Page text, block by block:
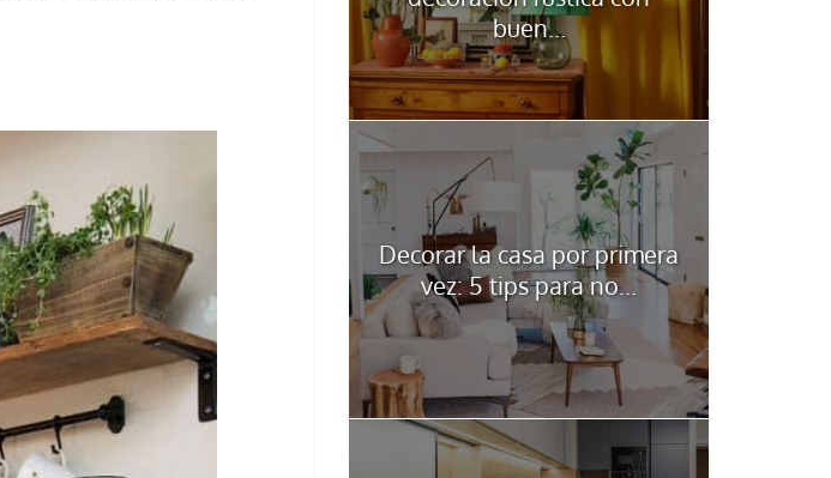
buen...
Decorar la casa por primera
vez: 5 tips para no...